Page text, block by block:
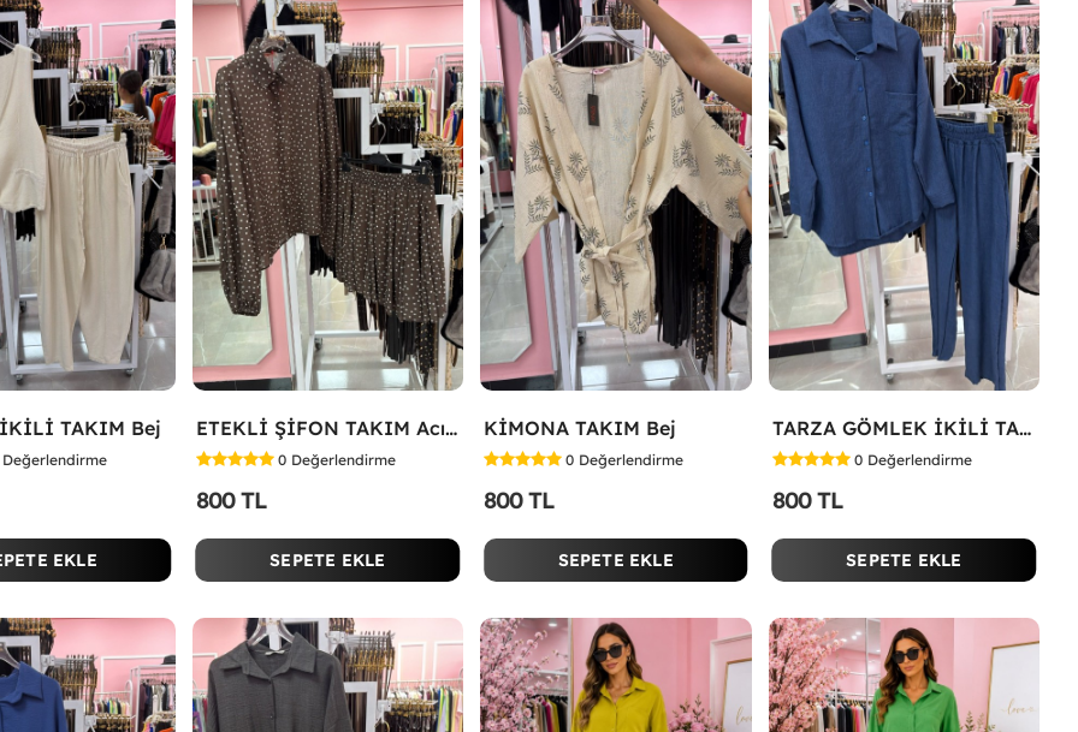
TAKIM Bej
Değerlendirme
EKLE
ETEKLİ ŞİFON TAKIM Acı Kahve
0 Değerlendirme
800 TL
SEPETE EKLE
KİMONA TAKIM Bej
0 Değerlendirme
800 TL
SEPETE EKLE
TARZA GÖMLEK İKİLİ TAKIM KOT KUMAŞ Mavi
0 Değerlendirme
800 TL
SEPETE EKLE